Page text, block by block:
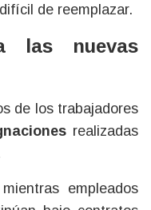
de reemplazar.
las nuevas
de los trabajadores
realizadas
empleados